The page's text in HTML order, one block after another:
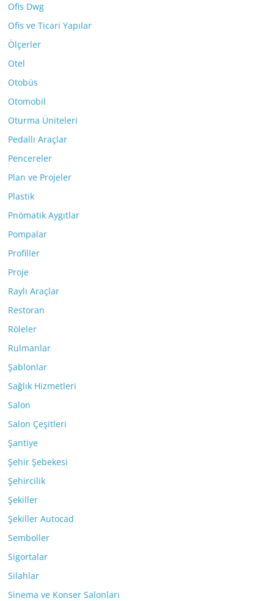
Ofis Dwg
Ofis ve Ticari Yapılar
Ölçerler
Otel
Otobüs
Otomobil
Oturma Üniteleri
Pedallı Araçlar
Pencereler
Plan ve Projeler
Plastik
Pnömatik Aygıtlar
Pompalar
Profiller
Proje
Raylı Araçlar
Restoran
Röleler
Rulmanlar
Şablonlar
Sağlık Hizmetleri
Salon
Salon Çeşitleri
Şantiye
Şehir Şebekesi
Şehircilik
Şekiller
Şekiller Autocad
Semboller
Sigortalar
Silahlar
Sinema ve Konser Salonları